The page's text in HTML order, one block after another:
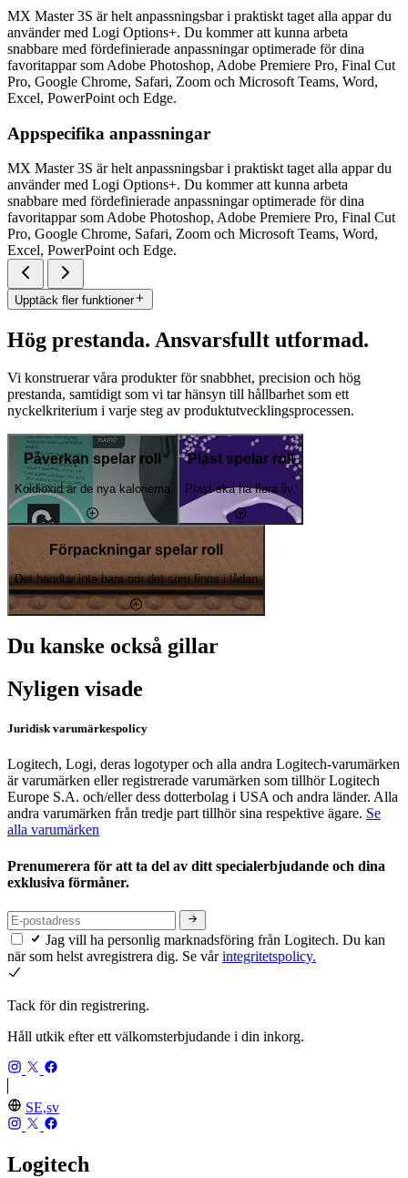
MX Master 3S är helt anpassningsbar i praktiskt taget alla appar du
använder med Logi Options+. Du kommer att kunna arbeta
snabbare med fördefinierade anpassningar optimerade för dina
favoritappar som Adobe Photoshop, Adobe Premiere Pro, Final Cut
Pro, Google Chrome, Safari, Zoom och Microsoft Teams, Word,
Excel, PowerPoint och Edge.
Appspecifika anpassningar
MX Master 3S är helt anpassningsbar i praktiskt taget alla appar du
använder med Logi Options+. Du kommer att kunna arbeta
snabbare med fördefinierade anpassningar optimerade för dina
favoritappar som Adobe Photoshop, Adobe Premiere Pro, Final Cut
Pro, Google Chrome, Safari, Zoom och Microsoft Teams, Word,
Excel, PowerPoint och Edge.
Upptäck fler funktioner
Hög prestanda. Ansvarsfullt utformad.
Vi konstruerar våra produkter för snabbhet, precision och hög
prestanda, samtidigt som vi tar hänsyn till hållbarhet som ett
nyckelkriterium i varje steg av produktutvecklingsprocessen.
Påverkan spelar roll
Koldioxid är de nya kalorierna
Plast spelar roll
Plast ska ha flera liv.
Förpackningar spelar roll
Det handlar inte bara om det som finns i lådan
Du kanske också gillar
Nyligen visade
Juridisk varumärkespolicy
Logitech, Logi, deras logotyper och alla andra Logitech-varumärken
är varumärken eller registrerade varumärken som tillhör Logitech
Europe S.A. och/eller dess dotterbolag i USA och andra länder. Alla
andra varumärken från tredje part tillhör sina respektive ägare. Se
alla varumärken
Prenumerera för att ta del av ditt specialerbjudande och dina
exklusiva förmåner.
Jag vill ha personlig marknadsföring från Logitech. Du kan
när som helst avregistrera dig. Se vårintegritetspolicy.
Tack för din registrering.
Håll utkik efter ett välkomsterbjudande i din inkorg.
SE,sv
Logitech